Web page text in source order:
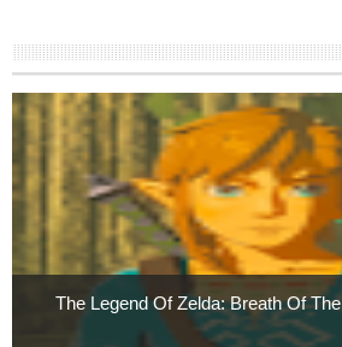
تعرف علي حجم لعبة The Legend Of Zelda: Breath Of The